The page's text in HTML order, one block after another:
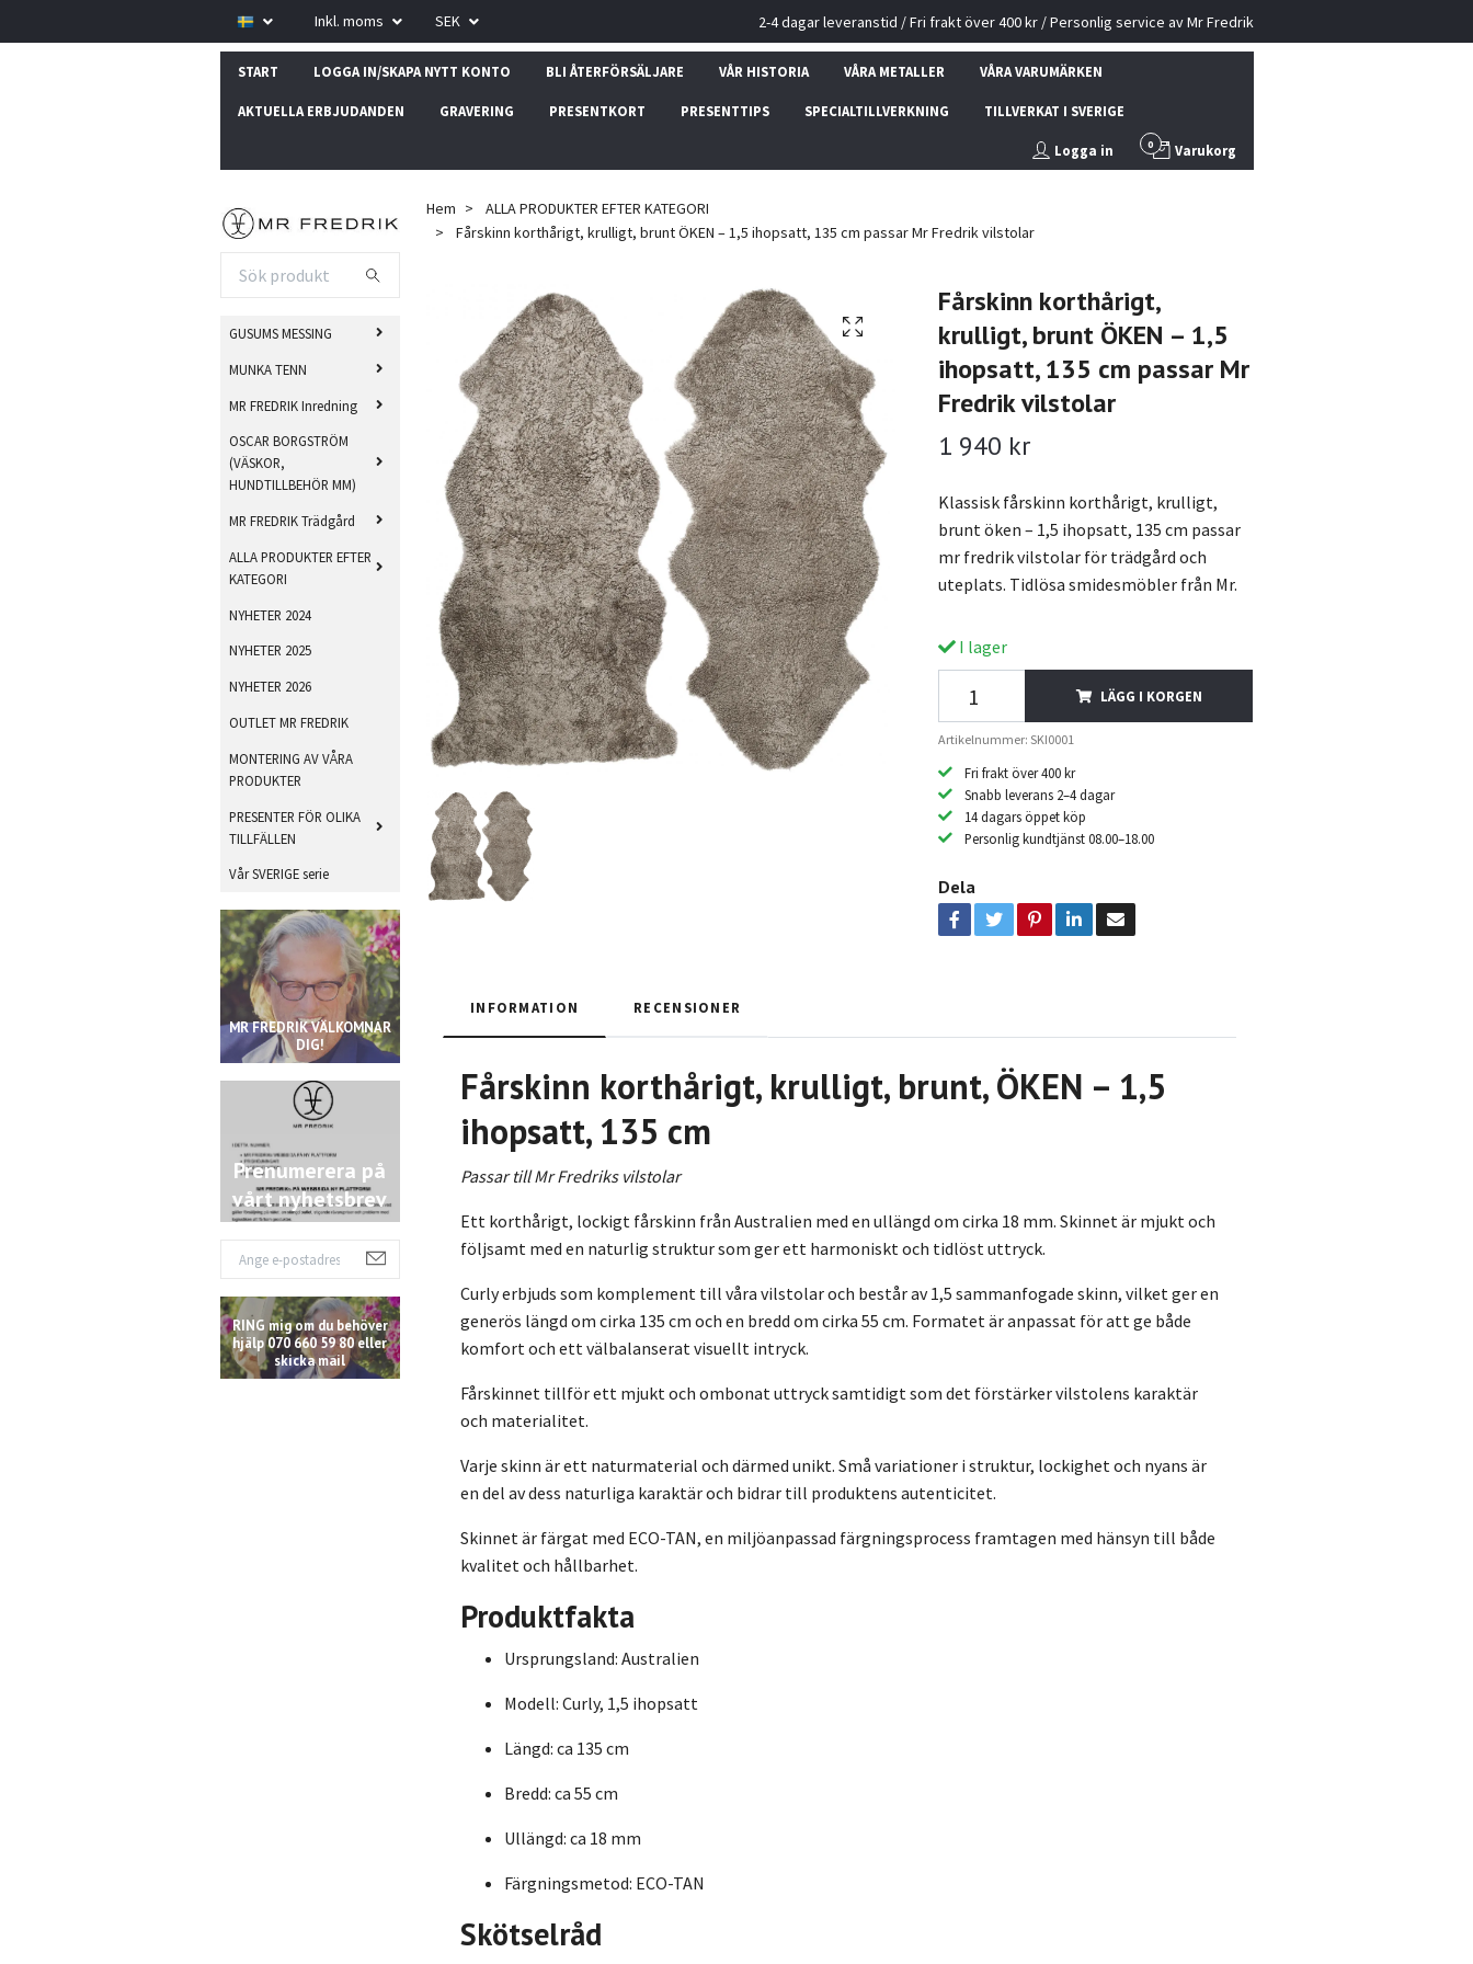
Inkl. moms SEK 2-4 dagar leveranstid / Fri frakt över 400 kr / Personlig service av Mr Fredrik
START LOGGA IN/SKAPA NYTT KONTO BLI ÅTERFÖRSÄLJARE VÅR HISTORIA VÅRA METALLER VÅRA VARUMÄRKEN
AKTUELLA ERBJUDANDEN GRAVERING PRESENTKORT PRESENTTIPS SPECIALTILLVERKNING TILLVERKAT I SVERIGE
Logga in 0 Varukorg
GUSUMS MESSING
MUNKA TENN
MR FREDRIK Inredning
OSCAR BORGSTRÖM
(VÄSKOR,
HUNDTILLBEHÖR MM)
MR FREDRIK Trädgård
ALLA PRODUKTER EFTER
KATEGORI
NYHETER 2024
NYHETER 2025
NYHETER 2026
OUTLET MR FREDRIK
MONTERING AV VÅRA
PRODUKTER
PRESENTER FÖR OLIKA
TILLFÄLLEN
Vår SVERIGE serie
MR FREDRIK VÄLKOMNAR
DIG!
Prenumerera på
vårt nyhetsbrev
RING mig om du behöver
hjälp 070 660 59 80 eller
skicka mail
Hem
ALLA PRODUKTER EFTER KATEGORI
Fårskinn korthårigt, krulligt, brunt ÖKEN – 1,5 ihopsatt, 135 cm passar Mr Fredrik vilstolar
Fårskinn korthårigt,
krulligt, brunt ÖKEN – 1,5
ihopsatt, 135 cm passar Mr
Fredrik vilstolar
1 940 kr
Klassisk fårskinn korthårigt, krulligt,
brunt öken – 1,5 ihopsatt, 135 cm passar
mr fredrik vilstolar för trädgård och
uteplats. Tidlösa smidesmöbler från Mr.
I lager
LÄGG I KORGEN
Artikelnummer: SKI0001
Fri frakt över 400 kr
Snabb leverans 2–4 dagar
14 dagars öppet köp
Personlig kundtjänst 08.00–18.00
Dela
INFORMATION RECENSIONER
Fårskinn korthårigt, krulligt, brunt, ÖKEN – 1,5
ihopsatt, 135 cm
Passar till Mr Fredriks vilstolar
Ett korthårigt, lockigt fårskinn från Australien med en ullängd om cirka 18 mm. Skinnet är mjukt och
följsamt med en naturlig struktur som ger ett harmoniskt och tidlöst uttryck.
Curly erbjuds som komplement till våra vilstolar och består av 1,5 sammanfogade skinn, vilket ger en
generös längd om cirka 135 cm och en bredd om cirka 55 cm. Formatet är anpassat för att ge både
komfort och ett välbalanserat visuellt intryck.
Fårskinnet tillför ett mjukt och ombonat uttryck samtidigt som det förstärker vilstolens karaktär
och materialitet.
Varje skinn är ett naturmaterial och därmed unikt. Små variationer i struktur, lockighet och nyans är
en del av dess naturliga karaktär och bidrar till produktens autenticitet.
Skinnet är färgat med ECO-TAN, en miljöanpassad färgningsprocess framtagen med hänsyn till både
kvalitet och hållbarhet.
Produktfakta
Ursprungsland: Australien
Modell: Curly, 1,5 ihopsatt
Längd: ca 135 cm
Bredd: ca 55 cm
Ullängd: ca 18 mm
Färgningsmetod: ECO-TAN
Skötselråd